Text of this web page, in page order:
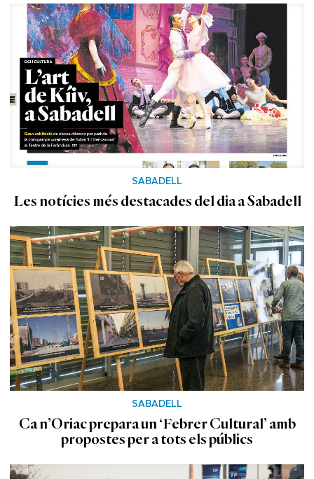
SABADELL
Les notícies més destacades del dia a Sabadell
SABADELL
Ca n’Oriac prepara un ‘Febrer Cultural’ amb
propostes per a tots els públics